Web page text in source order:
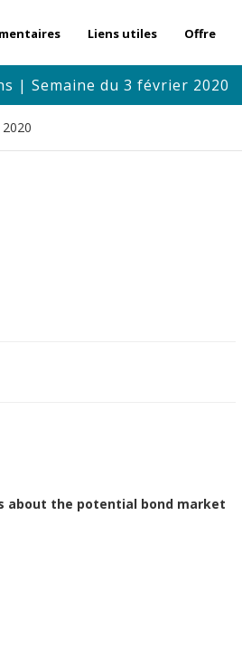
Liens utiles Offre
| Semaine du 3 février 2020
about the potential bond market